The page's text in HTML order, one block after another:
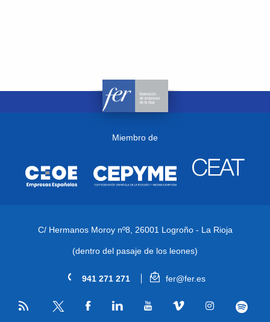
Miembro de
C/ Hermanos Moroy nº8, 26001 Logroño - La Rioja
(dentro del pasaje de los leones)
941 271 271 fer@fer.es
RSS